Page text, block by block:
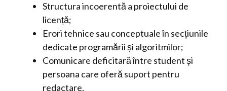
Structura incoerentă a proiectului de
licență;
Erori tehnice sau conceptuale în secțiunile
dedicate programării și algoritmilor;
Comunicare deficitară între student și
persoana care oferă suport pentru
redactare.